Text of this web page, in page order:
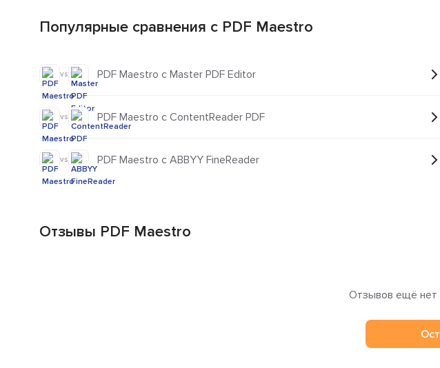
Популярные сравнения с PDF Maestro
vs PDF Maestro с Master PDF Editor
vs PDF Maestro с ContentReader PDF
vs PDF Maestro с ABBYY FineReader
Отзывы PDF Maestro
Отзывов ещё нет